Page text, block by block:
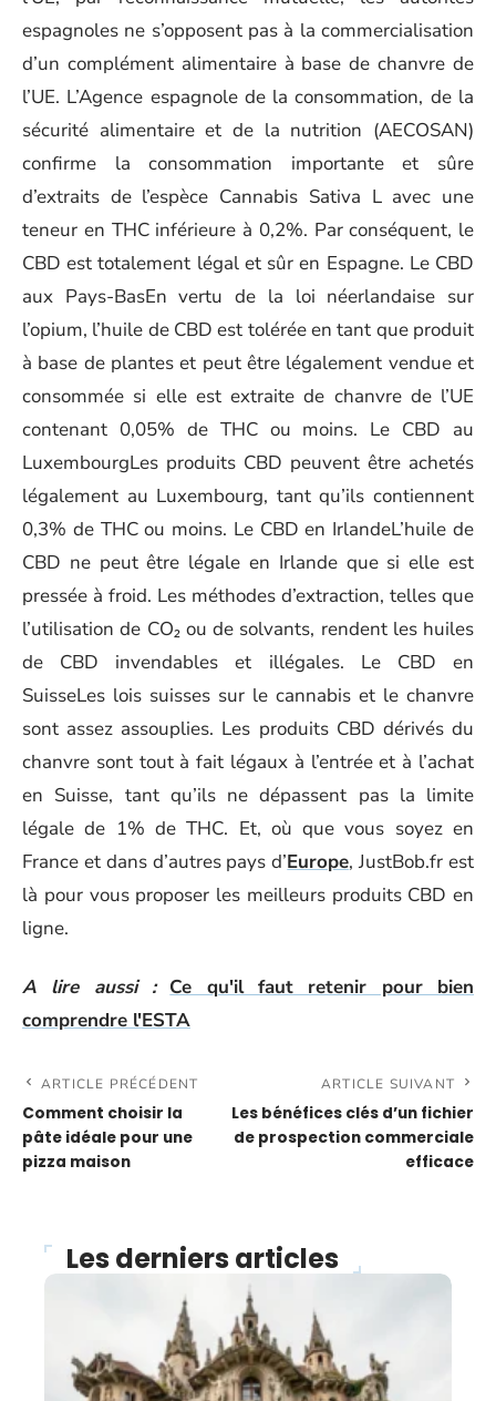
espagnoles ne s’opposent pas à la commercialisation
d’un complément alimentaire à base de chanvre de
l’UE. L’Agence espagnole de la consommation, de la
sécurité alimentaire et de la nutrition (AECOSAN)
confirme la consommation importante et sûre
d’extraits de l’espèce Cannabis Sativa L avec une
teneur en THC inférieure à 0,2%. Par conséquent, le
CBD est totalement légal et sûr en Espagne. Le CBD
aux Pays-BasEn vertu de la loi néerlandaise sur
l’opium, l’huile de CBD est tolérée en tant que produit
à base de plantes et peut être légalement vendue et
consommée si elle est extraite de chanvre de l’UE
contenant 0,05% de THC ou moins. Le CBD au
LuxembourgLes produits CBD peuvent être achetés
légalement au Luxembourg, tant qu’ils contiennent
0,3% de THC ou moins. Le CBD en IrlandeL’huile de
CBD ne peut être légale en Irlande que si elle est
pressée à froid. Les méthodes d’extraction, telles que
l’utilisation de CO₂ ou de solvants, rendent les huiles
de CBD invendables et illégales. Le CBD en
SuisseLes lois suisses sur le cannabis et le chanvre
sont assez assouplies. Les produits CBD dérivés du
chanvre sont tout à fait légaux à l’entrée et à l’achat
en Suisse, tant qu’ils ne dépassent pas la limite
légale de 1% de THC. Et, où que vous soyez en
France et dans d’autres pays d’Europe, JustBob.fr est
là pour vous proposer les meilleurs produits CBD en
ligne.
A lire aussi : Ce qu'il faut retenir pour bien
comprendre l'ESTA
ARTICLE PRÉCÉDENT
Comment choisir la
pâte idéale pour une
pizza maison
ARTICLE SUIVANT
Les bénéfices clés d’un fichier
de prospection commerciale
efficace
Les derniers articles